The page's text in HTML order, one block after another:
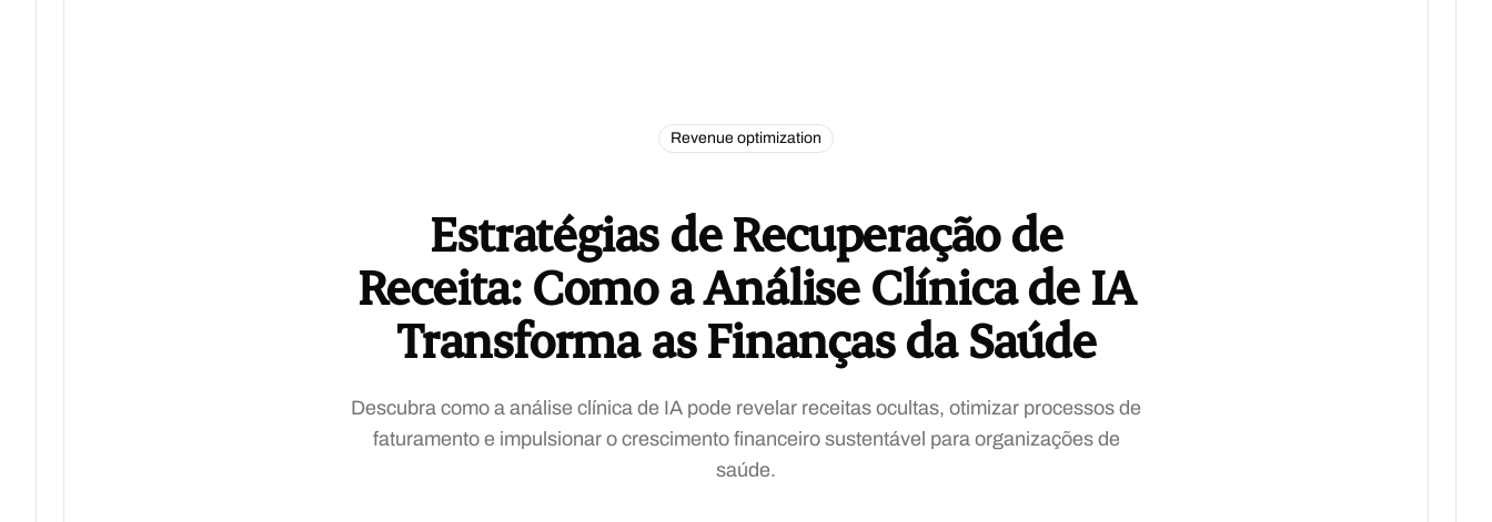
Revenue optimization
Estratégias de Recuperação de
Receita: Como a Análise Clínica de IA
Transforma as Finanças da Saúde
Descubra como a análise clínica de IA pode revelar receitas ocultas, otimizar processos de
faturamento e impulsionar o crescimento financeiro sustentável para organizações de
saúde.